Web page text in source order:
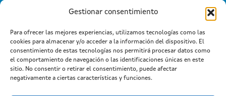
Gestionar consentimiento
Para ofrecer las mejores experiencias, utilizamos tecnologías como las
cookies para almacenar y/o acceder a la información del dispositivo. El
consentimiento de estas tecnologías nos permitirá procesar datos como
el comportamiento de navegación o las identificaciones únicas en este
sitio. No consentir o retirar el consentimiento, puede afectar
negativamente a ciertas características y funciones.
Información mantida e publicada na Internet pola Xunta de
Galicia
Atención a cidadanía|Suxestións e queixas
Aviso legal